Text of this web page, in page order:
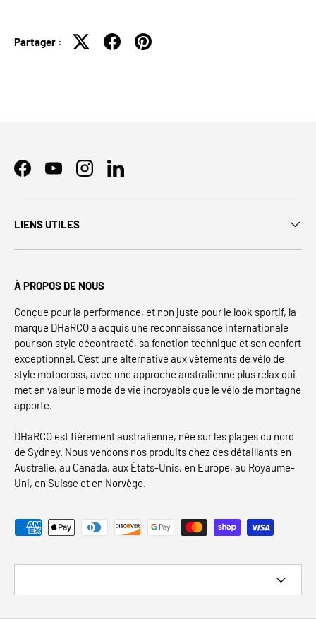
Partager :
FacebookYouTubeInstagramLinkedIn
LIENS UTILES
À PROPOS DE NOUS
Conçue pour la performance, et non juste pour le look sportif, la
marque DHaRCO a acquis une reconnaissance internationale
pour son style décontracté, sa fonction technique et son confort
exceptionnel. C'est une alternative aux vêtements de vélo de
style motocross, avec une approche australienne plus relax qui
met en valeur le mode de vie incroyable que le vélo de montagne
apporte.
DHaRCO est fièrement australienne, née sur les plages du nord
de Sydney. Nous vendons nos produits chez des détaillants en
Australie, au Canada, aux États-Unis, en Europe, au Royaume-
Uni, en Suisse et en Norvège.
Modes de paiement acceptés